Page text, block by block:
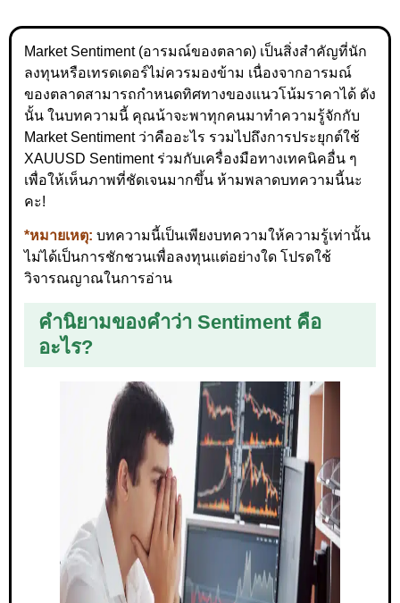
Market Sentiment (อารมณ์ของตลาด) เป็นสิ่งสำคัญที่นัก
ลงทุนหรือเทรดเดอร์ไม่ควรมองข้าม เนื่องจากอารมณ์
ของตลาดสามารถกำหนดทิศทางของแนวโน้มราคาได้ ดัง
นั้น ในบทความนี้ คุณน้าจะพาทุกคนมาทำความรู้จักกับ
Market Sentiment ว่าคืออะไร รวมไปถึงการประยุกต์ใช้
XAUUSD Sentiment ร่วมกับเครื่องมือทางเทคนิคอื่น ๆ
เพื่อให้เห็นภาพที่ชัดเจนมากขึ้น ห้ามพลาดบทความนี้นะ
คะ!
*หมายเหตุ: บทความนี้เป็นเพียงบทความให้ความรู้เท่านั้น
ไม่ได้เป็นการชักชวนเพื่อลงทุนแต่อย่างใด โปรดใช้
วิจารณญาณในการอ่าน
คำนิยามของคำว่า Sentiment คือ
อะไร?